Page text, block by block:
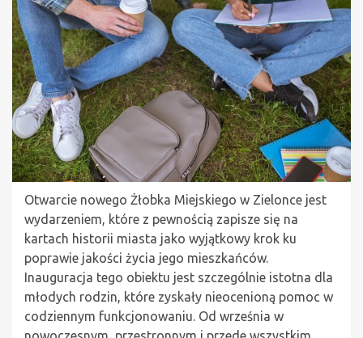
Otwarcie nowego Żłobka Miejskiego w Zielonce jest
wydarzeniem, które z pewnością zapisze się na
kartach historii miasta jako wyjątkowy krok ku
poprawie jakości życia jego mieszkańców.
Inauguracja tego obiektu jest szczególnie istotna dla
młodych rodzin, które zyskały nieocenioną pomoc w
codziennym funkcjonowaniu. Od września w